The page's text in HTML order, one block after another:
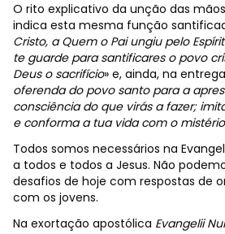
O rito explicativo da unção das
indica esta mesma função
Cristo, a Quem o Pai ungiu pelo
te guarde para santificares o povo
Deus o sacrifício» e, ainda, na
oferenda do povo santo para a
consciência do que virás a fazer;
e conforma a tua vida com o
Todos somos necessários na
a todos e todos a Jesus. Não
desafios de hoje com respostas de
com os jovens.
Na exortação apostólica Evangelii